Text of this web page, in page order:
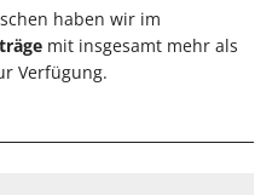
haben wir im
mit insgesamt mehr als
Verfügung.